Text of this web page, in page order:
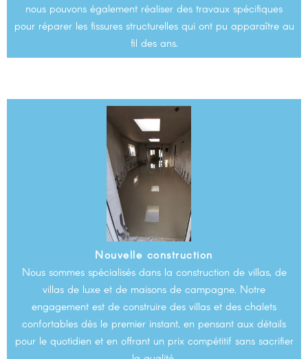
nous pouvons également réaliser des travaux spécifiques
pour réparer les fissures structurelles qui ont pu apparaître au
fil des ans.
Nouvelle construction
Nous sommes spécialisés dans la construction de villas, de
villas de luxe et de maisons de campagne. Notre
engagement est de construire des villas et des chalets
confortables dès le premier instant, en pensant aux détails
pour le quotidien et en offrant un prix compétitif sans sacrifier